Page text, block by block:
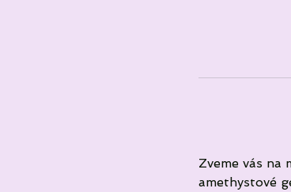
Zveme vás
amethystové